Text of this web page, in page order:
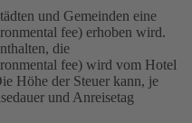
und Gemeinden eine
fee) erhoben wird.
die
fee) wird vom Hotel
Höhe der Steuer kann, je
und Anreisetag